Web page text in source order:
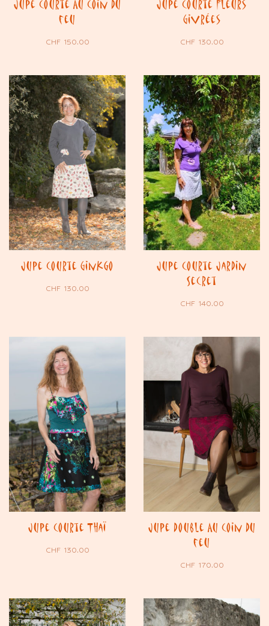
Jupe courte Au coin du
feu
CHF150.00
Jupe courte Fleurs
Givrées
CHF130.00
Jupe courte Ginkgo
CHF130.00
Jupe courte Jardin
Secret
CHF140.00
Jupe courte Thaï
CHF130.00
Jupe double Au coin du
feu
CHF170.00